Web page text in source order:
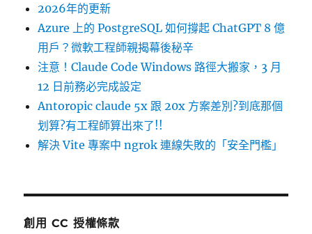
2026年的更新
Azure 上的 PostgreSQL 如何撐起 ChatGPT 8 億
用戶？微軟工程師親揭幕後秘辛
注意！Claude Code Windows 路徑大搬家，3 月
12 日前務必完成設定
Antoropic claude 5x 跟 20x 方案差別?到底那個
划算?有工程師算出來了!!
解決 Vite 專案中 ngrok 連線失敗的「安全門檻」
創用 CC 授權條款